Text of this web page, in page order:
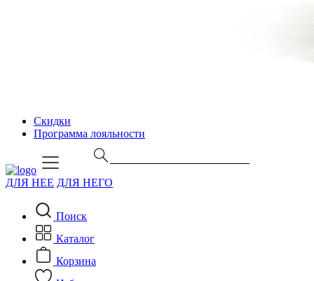
Скидки
Программа лояльности
ДЛЯ НЕЕ ДЛЯ НЕГО
Поиск
Каталог
Корзина